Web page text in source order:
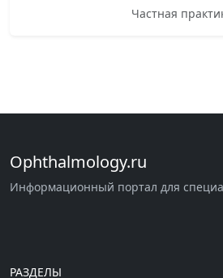
Частная
Ophthalmology.ru
Информационный портал для
РАЗДЕЛЫ